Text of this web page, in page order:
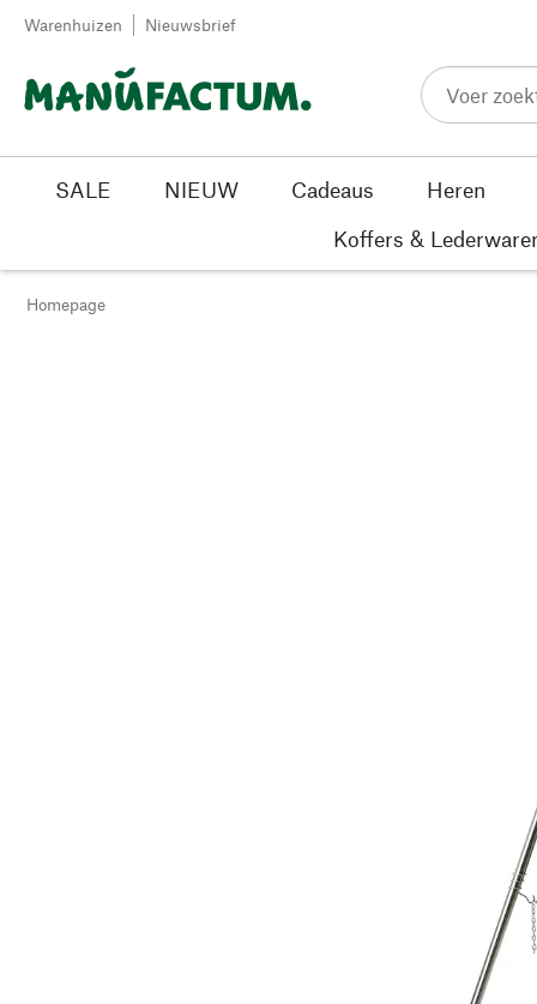
Passer au contenu
Warenhuizen Nieuwsbrief
SALE NIEUW Cadeaus Heren
Koffers &
Homepage